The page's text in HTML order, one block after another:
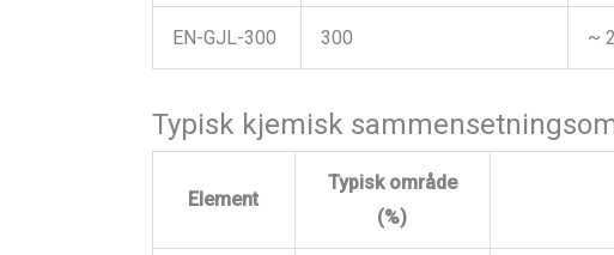
EN-GJL-300 300 ~
Typisk kjemisk
Element
Typisk område
(%)